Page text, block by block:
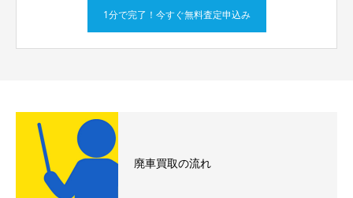
1分で完了！今すぐ無料査定申込み
廃車買取の流れ